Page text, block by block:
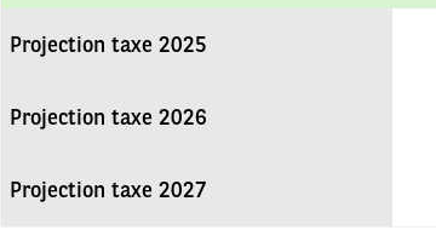
Projection taxe 2025
Projection taxe 2026
Projection taxe 2027